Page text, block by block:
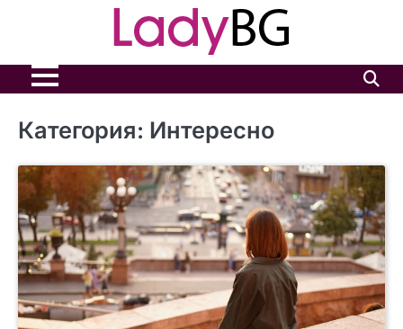
Категория: Интересно